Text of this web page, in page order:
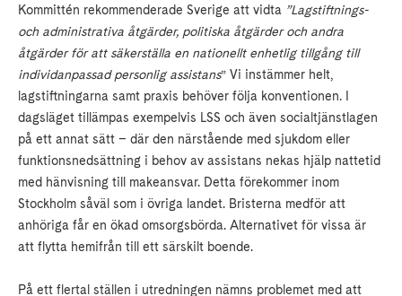
Kommittén rekommenderade Sverige att vidta ”Lagstiftnings-
och administrativa åtgärder, politiska åtgärder och andra
åtgärder för att säkerställa en nationellt enhetlig tillgång till
individanpassad personlig assistans” Vi instämmer helt,
lagstiftningarna samt praxis behöver följa konventionen. I
dagsläget tillämpas exempelvis LSS och även socialtjänstlagen
på ett annat sätt – där den närstående med sjukdom eller
funktionsnedsättning i behov av assistans nekas hjälp nattetid
med hänvisning till makeansvar. Detta förekommer inom
Stockholm såväl som i övriga landet. Bristerna medför att
anhöriga får en ökad omsorgsbörda. Alternativet för vissa är
att flytta hemifrån till ett särskilt boende.
På ett flertal ställen i utredningen nämns problemet med att